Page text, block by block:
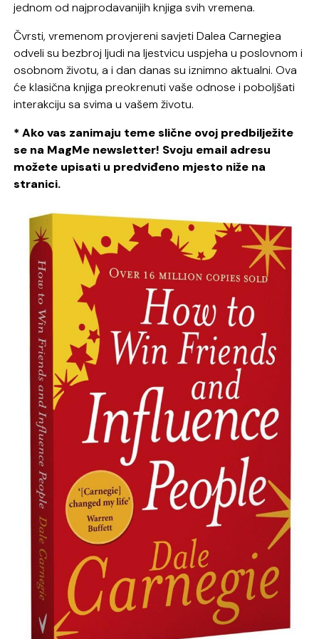
jednom od najprodavanijih knjiga svih vremena.
Čvrsti, vremenom provjereni savjeti Dalea Carnegiea
odveli su bezbroj ljudi na ljestvicu uspjeha u poslovnom i
osobnom životu, a i dan danas su iznimno aktualni. Ova
će klasična knjiga preokrenuti vaše odnose i poboljšati
interakciju sa svima u vašem životu.
* Ako vas zanimaju teme slične ovoj predbilježite
se na MagMe newsletter! Svoju email adresu
možete upisati u predviđeno mjesto niže na
stranici.